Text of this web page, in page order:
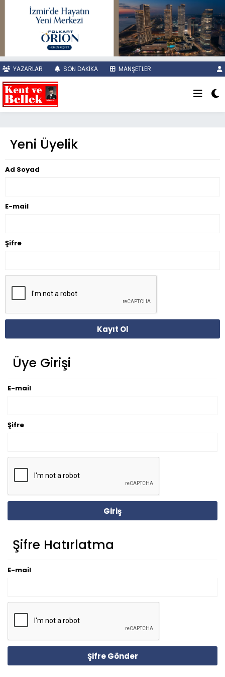
YAZARLAR SON DAKİKA MANŞETLER
Yeni Üyelik
Ad Soyad
E-mail
Şifre
Kayıt Ol
Üye Girişi
E-mail
Şifre
Giriş
Şifre Hatırlatma
E-mail
Şifre Gönder